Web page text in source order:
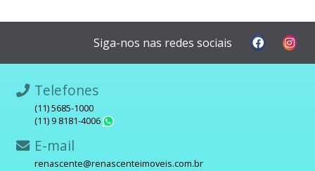
Siga-nos nas redes sociais
Telefones
(11) 5685-1000
(11) 9 8181-4006
E-mail
renascente@renascenteimoveis.com.br